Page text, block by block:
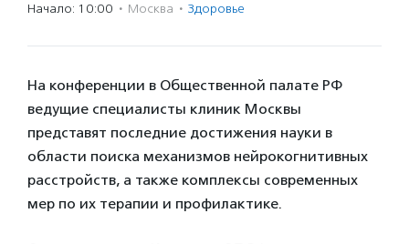
Начало: 10:00 · Москва · Здоровье
На конференции в Общественной палате РФ
ведущие специалисты клиник Москвы
представят последние достижения науки в
области поиска механизмов нейрокогнитивных
расстройств, а также комплексы современных
мер по их терапии и профилактике.